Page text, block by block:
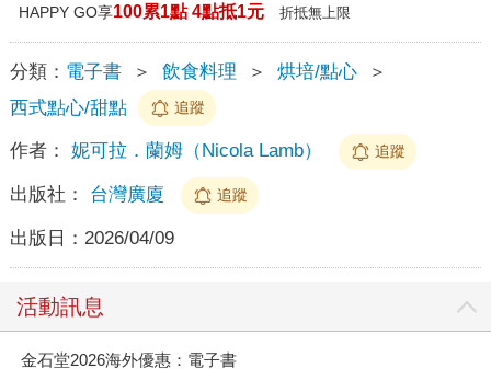
HAPPY GO享100累1點 4點抵1元 折抵無上限
分類： 電子書 ＞ 飲食料理 ＞ 烘培/點心
＞
西式點心/甜點
追蹤
作者： 妮可拉．蘭姆（Nicola Lamb） 追蹤
出版社： 台灣廣廈 追蹤
出版日： 2026/04/09
活動訊息
金石堂2026海外優惠：電子書